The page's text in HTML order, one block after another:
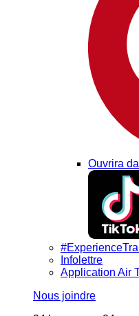
Ouvrira
Infolettre
Application Air
Nous joindre